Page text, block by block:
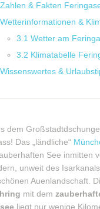
Zahlen & Fakten
Wetterinformationen &
3.1 Wetter am
3.2 Klimatabelle
Wissenswertes &
dem
Das „ländliche“
See inmitten
unweit des
Auenlandschaft.
mit dem
liegt nur wenige